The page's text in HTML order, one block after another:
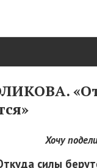
Хочу
силы